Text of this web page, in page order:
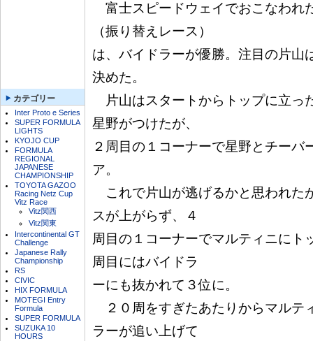
カテゴリー
Inter Proto e Series
SUPER FORMULA
LIGHTS
KYOJO CUP
FORMULA
REGIONAL
JAPANESE
CHAMPIONSHIP
TOYOTA GAZOO
Racing Netz Cup
Vitz Race
Vitz関西
Vitz関東
Intercontinental GT
Challenge
Japanese Rally
Championship
RS
CIVIC
HIX FORMULA
MOTEGI Entry
Formula
SUPER FORMULA
SUZUKA 10
HOURS
富士スピードウェイでおこなわれ
（振り替えレース）
は、バイドラーが優勝。注目の片山
決めた。
片山はスタートからトップに立っ
星野がつけたが、
２周目の１コーナーで星野とチーバ
ア。
これで片山が逃げるかと思われた
スが上がらず、４
周目の１コーナーでマルティニにト
周目にはバイドラ
ーにも抜かれて３位に。
２０周をすぎたあたりからマルテ
ラーが追い上げて